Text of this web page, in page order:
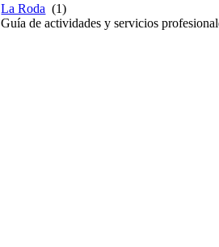
La Roda (1)
Guía de actividades y servicios